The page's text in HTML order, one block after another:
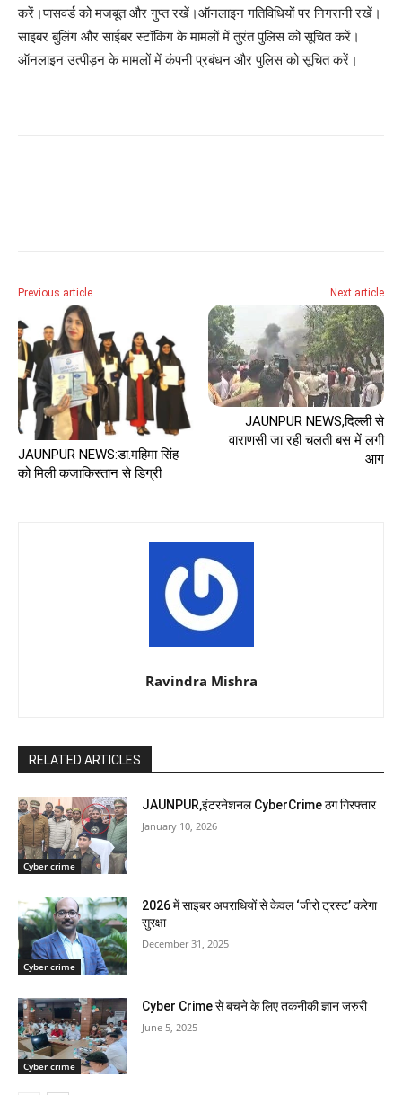
करें।पासवर्ड को मजबूत और गुप्त रखें।ऑनलाइन गतिविधियों पर निगरानी रखें।
साइबर बुलिंग और साईबर स्टॉकिंग के मामलों में तुरंत पुलिस को सूचित करें।
ऑनलाइन उत्पीड़न के मामलों में कंपनी प्रबंधन और पुलिस को सूचित करें।
Previous article
JAUNPUR NEWS:डा.महिमा सिंह
को मिली कजाकिस्तान से डिग्री
Next article
JAUNPUR NEWS,दिल्ली से
वाराणसी जा रही चलती बस में लगी
आग
Ravindra Mishra
RELATED ARTICLES
Cyber crime
JAUNPUR,इंटरनेशनल CyberCrime ठग गिरफ्तार
January 10, 2026
Cyber crime
2026 में साइबर अपराधियों से केवल ‘जीरो ट्रस्ट’ करेगा
सुरक्षा
December 31, 2025
Cyber crime
Cyber Crime से बचने के लिए तकनीकी ज्ञान जरुरी
June 5, 2025